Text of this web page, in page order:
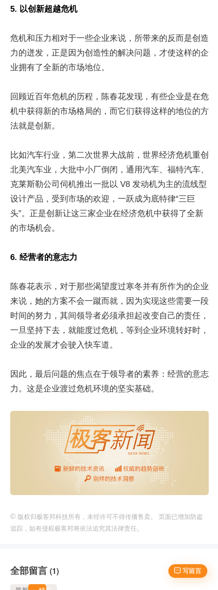
5. 以创新超越危机
危机和压力相对于一些企业来说，所带来的反而是创造
力的迸发，正是因为创造性的解决问题，才使这样的企
业拥有了全新的市场地位。
回顾近百年危机的历程，陈春花发现，有些企业是在危
机中获得新的市场格局的，而它们获得这样的地位的方
法就是创新。
比如汽车行业，第二次世界大战前，世界经济危机重创
北美汽车业，大批中小厂倒闭，通用汽车、福特汽车、
克莱斯勒公司伺机推出一批以 V8 发动机为主的流线型
设计产品，受到市场的欢迎，一跃成为底特律“三巨
头”。正是创新让这三家企业在经济危机中获得了全新
的市场机会。
6. 经营者的意志力
陈春花表示，对于那些渴望度过寒冬并有所作为的企业
来说，她的方案不会一蹴而就，因为实现这些需要一段
时间的努力，其间领导者必须承担起改变自己的责任，
一旦坚持下去，就能度过危机，等到企业环境转好时，
企业的发展才会驶入快车道。
因此，最后问题的焦点在于领导者的素养：经营的意志
力。这是企业渡过危机环境的坚实基础。
© 版权归极客邦科技所有，未经许可不得传播售卖。 页面已增加防盗
追踪，如有侵权极客邦将依法追究其法律责任。
 写留言
全部留言 (1)